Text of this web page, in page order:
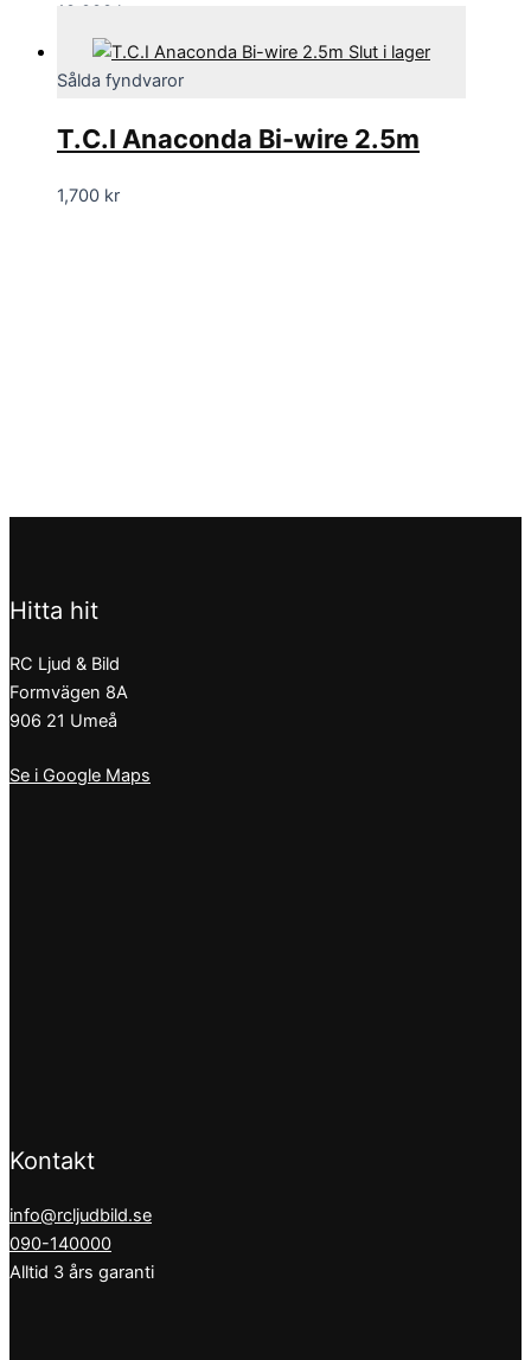
10,000 kr
Slut i lager
Sålda fyndvaror
T.C.I Anaconda Bi-wire 2.5m
1,700 kr
Hitta hit
RC Ljud & Bild
Formvägen 8A
906 21 Umeå
Se i Google Maps
Kontakt
info@rcljudbild.se
090-140000
Alltid 3 års garanti